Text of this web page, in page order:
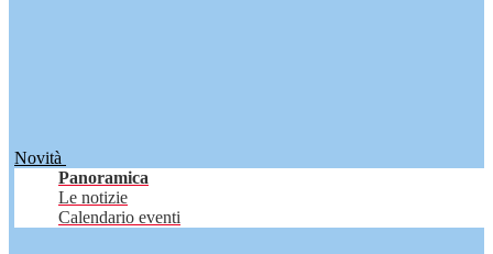
Novità
Panoramica
Le notizie
Calendario eventi